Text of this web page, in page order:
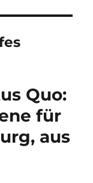
Quo:
für
aus